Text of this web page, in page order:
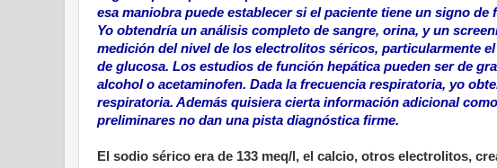
esa maniobra puede establecer si el paciente tiene un signo de
Yo obtendría un análisis completo de sangre, orina, y un
medición del nivel de los electrolitos séricos, particularmente
de glucosa. Los estudios de función hepática pueden ser de
alcohol o acetaminofen. Dada la frecuencia respiratoria, yo
respiratoria. Además quisiera cierta información adicional
preliminares no dan una pista diagnóstica firme.
El sodio sérico era de 133 meq/l, el calcio, otros electrolitos,